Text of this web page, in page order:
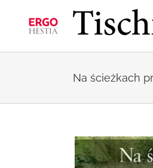
zawartości
Na ścieżkach